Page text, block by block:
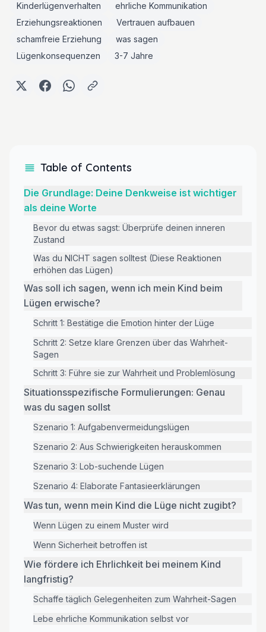
Kinderlügenverhalten
ehrliche Kommunikation
Erziehungsreaktionen
Vertrauen aufbauen
schamfreie Erziehung
was sagen
Lügenkonsequenzen
3-7 Jahre
Table of Contents
Die Grundlage: Deine Denkweise ist wichtiger
als deine Worte
Bevor du etwas sagst: Überprüfe deinen inneren
Zustand
Was du NICHT sagen solltest (Diese Reaktionen
erhöhen das Lügen)
Was soll ich sagen, wenn ich mein Kind beim
Lügen erwische?
Schritt 1: Bestätige die Emotion hinter der Lüge
Schritt 2: Setze klare Grenzen über das Wahrheit-
Sagen
Schritt 3: Führe sie zur Wahrheit und Problemlösung
Situationsspezifische Formulierungen: Genau
was du sagen sollst
Szenario 1: Aufgabenvermeidungslügen
Szenario 2: Aus Schwierigkeiten herauskommen
Szenario 3: Lob-suchende Lügen
Szenario 4: Elaborate Fantasieerklärungen
Was tun, wenn mein Kind die Lüge nicht zugibt?
Wenn Lügen zu einem Muster wird
Wenn Sicherheit betroffen ist
Wie fördere ich Ehrlichkeit bei meinem Kind
langfristig?
Schaffe täglich Gelegenheiten zum Wahrheit-Sagen
Lebe ehrliche Kommunikation selbst vor